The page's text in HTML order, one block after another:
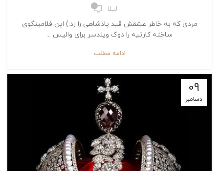
لیلا 0
مردی که به خاطر عشقش قید پادشاهی را زد:) این فلامینگوی
ساخته کارتیه را دوک ویندسر برای والیس ...
ادامه مطلب
09
دسامبر